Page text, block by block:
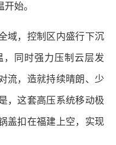
始。
，控制区内盛行下沉
同时强力压制云层发
流，造就持续晴朗、少
，这套高压系统移动极
盖扣在福建上空，实现